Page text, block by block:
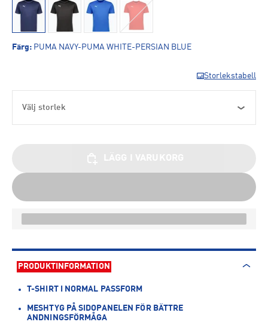
Färg: PUMA NAVY-PUMA WHITE-PERSIAN BLUE
Storlekstabell
Välj storlek
PRODUKTINFORMATION
T-SHIRT I NORMAL PASSFORM
MESHTYG PÅ SIDOPANELEN FÖR BÄTTRE
ANDNINGSFÖRMÅGA